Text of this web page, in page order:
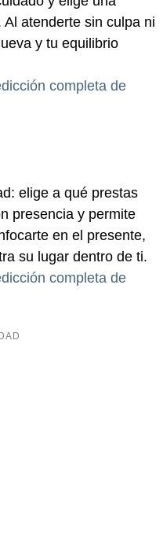
atenderte sin culpa ni
y tu equilibrio
completa de
elige a qué prestas
presencia y permite
en el presente,
su lugar dentro de ti.
completa de